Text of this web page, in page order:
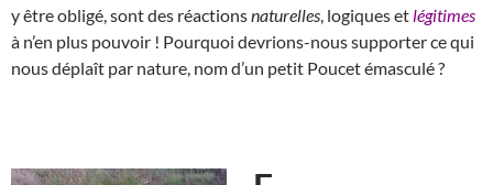
y être obligé, sont des réactionsnaturelles , logiques et légitimes
à n’en plus pouvoir ! Pourquoi devrions-nous supporter ce qui
nous déplaît par nature, nom d’un petit Poucet émasculé ?